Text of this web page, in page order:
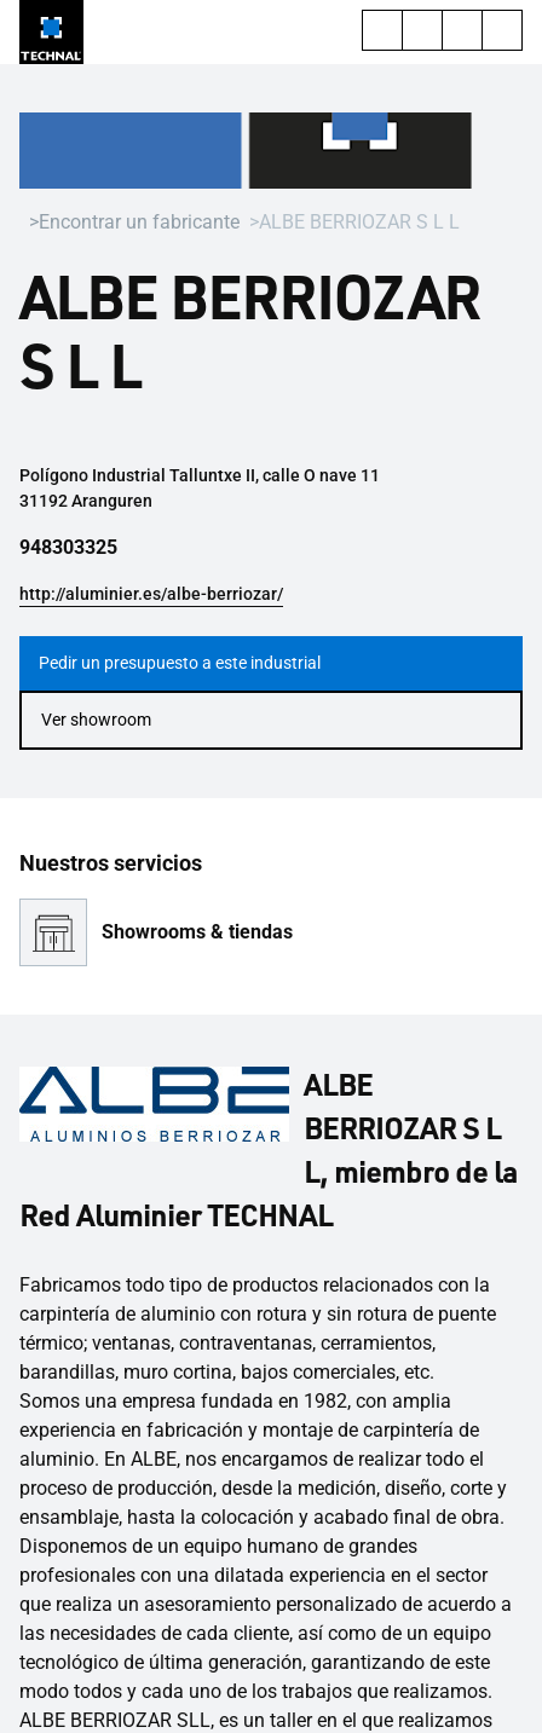
Encontrar un fabricante ALBE BERRIOZAR S L L
ALBE BERRIOZAR
S L L
Polígono Industrial Talluntxe II, calle O nave 11
31192 Aranguren
948303325
http://aluminier.es/albe-berriozar/
Pedir un presupuesto a este industrial
Ver showroom
Nuestros servicios
Showrooms & tiendas
ALBE
BERRIOZAR S L
L, miembro de la
Red Aluminier TECHNAL
Fabricamos todo tipo de productos relacionados con la
carpintería de aluminio con rotura y sin rotura de puente
térmico; ventanas, contraventanas, cerramientos,
barandillas, muro cortina, bajos comerciales, etc.
Somos una empresa fundada en 1982, con amplia
experiencia en fabricación y montaje de carpintería de
aluminio. En ALBE, nos encargamos de realizar todo el
proceso de producción, desde la medición, diseño, corte y
ensamblaje, hasta la colocación y acabado final de obra.
Disponemos de un equipo humano de grandes
profesionales con una dilatada experiencia en el sector
que realiza un asesoramiento personalizado de acuerdo a
las necesidades de cada cliente, así como de un equipo
tecnológico de última generación, garantizando de este
modo todos y cada uno de los trabajos que realizamos.
ALBE BERRIOZAR SLL, es un taller en el que realizamos